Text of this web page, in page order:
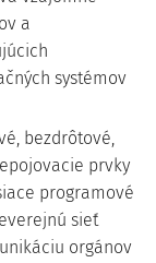
a
systémov
bezdrôtové,
prvky
programové
sieť
orgánov